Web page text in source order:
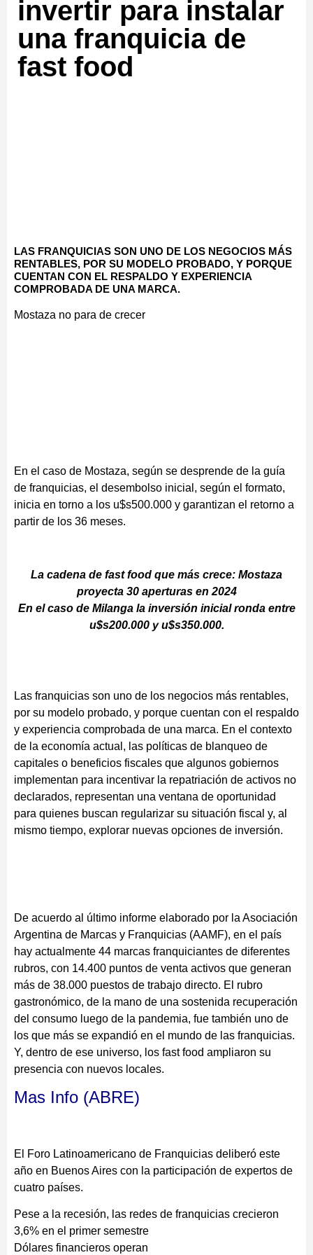
invertir para instalar
una franquicia de
fast food
LAS FRANQUICIAS SON UNO DE LOS NEGOCIOS MÁS
RENTABLES, POR SU MODELO PROBADO, Y PORQUE
CUENTAN CON EL RESPALDO Y EXPERIENCIA
COMPROBADA DE UNA MARCA.
Mostaza no para de crecer
En el caso de Mostaza, según se desprende de la guía
de franquicias, el desembolso inicial, según el formato,
inicia en torno a los u$s500.000 y garantizan el retorno a
partir de los 36 meses.
La cadena de fast food que más crece: Mostaza
proyecta 30 aperturas en 2024
En el caso de Milanga la inversión inicial ronda entre
u$s200.000 y u$s350.000.
Las franquicias son uno de los negocios más rentables,
por su modelo probado, y porque cuentan con el respaldo
y experiencia comprobada de una marca. En el contexto
de la economía actual, las políticas de blanqueo de
capitales o beneficios fiscales que algunos gobiernos
implementan para incentivar la repatriación de activos no
declarados, representan una ventana de oportunidad
para quienes buscan regularizar su situación fiscal y, al
mismo tiempo, explorar nuevas opciones de inversión.
De acuerdo al último informe elaborado por la Asociación
Argentina de Marcas y Franquicias (AAMF), en el país
hay actualmente 44 marcas franquiciantes de diferentes
rubros, con 14.400 puntos de venta activos que generan
más de 38.000 puestos de trabajo directo. El rubro
gastronómico, de la mano de una sostenida recuperación
del consumo luego de la pandemia, fue también uno de
los que más se expandió en el mundo de las franquicias.
Y, dentro de ese universo, los fast food ampliaron su
presencia con nuevos locales.
Mas Info (ABRE)
El Foro Latinoamericano de Franquicias deliberó este
año en Buenos Aires con la participación de expertos de
cuatro países.
Pese a la recesión, las redes de franquicias crecieron
3,6% en el primer semestre
Dólares financieros operan